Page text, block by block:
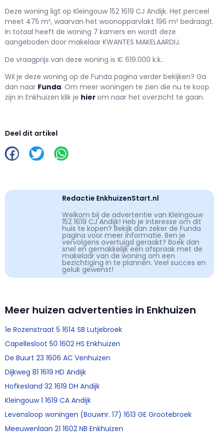
Deze woning ligt op Kleingouw 152 1619 CJ Andijk. Het perceel
meet 475 m², waarvan het woonopparvlakt 196 m² bedraagt.
In totaal heeft de woning 7 kamers en wordt deze
aangeboden door makelaar KWANTES MAKELAARDIJ.
De vraagprijs van deze woning is € 619.000 k.k..
Wil je deze woning op de Funda pagina verder bekijken? Ga
dan naar Funda. Om meer woningen te zien die nu te koop
zijn in Enkhuizen klik je hier om naar het overzicht te gaan.
Deel dit artikel
Redactie EnkhuizenStart.nl
Welkom bij de advertentie van Kleingouw
152 1619 CJ Andijk! Heb je interesse om dit
huis te kopen? Bekijk dan zeker de Funda
pagina voor meer informatie. Ben je
vervolgens overtuigd geraakt? Boek dan
snel en gemakkelijk een afspraak met de
makelaar van de woning om een
bezichtiging in te plannen. Veel succes en
geluk gewenst!
Meer huizen advertenties in Enkhuizen
1e Rozenstraat 5 1614 SB Lutjebroek
Capellesloot 50 1602 HS Enkhuizen
De Buurt 23 1606 AC Venhuizen
Dijkweg 81 1619 HD Andijk
Hofkesland 32 1619 DH Andijk
Kleingouw 1 1619 CA Andijk
Levensloop woningen (Bouwnr. 17) 1613 GE Grootebroek
Meeuwenlaan 21 1602 NB Enkhuizen